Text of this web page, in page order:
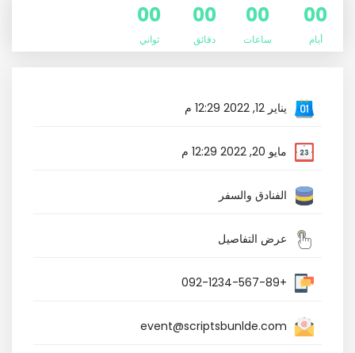
00
أيام
00
ساعات
00
دقائق
00
ثواني
يناير 12, 2022 12:29 م
مايو 20, 2022 12:29 م
الفنادق والسفر
عرض التفاصيل
+092-1234-567-89
event@scriptsbunlde.com